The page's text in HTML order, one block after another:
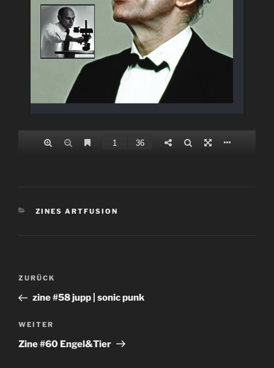
KATEGORIEN
ZINES ARTFUSION
Beitragsnavigation
Vorheriger
Beitrag
ZURÜCK
zine #58 jupp | sonic punk
Nächster
Beitrag
WEITER
Zine #60 Engel&Tier